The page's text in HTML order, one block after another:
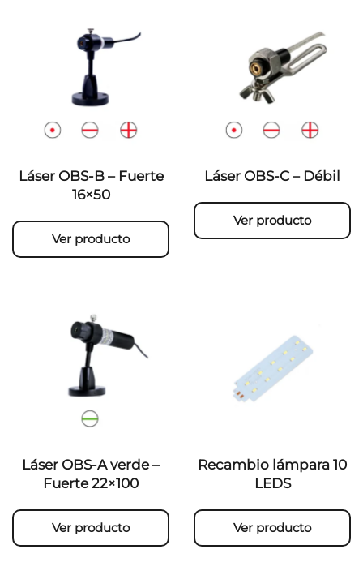
Láser OBS-B – Fuerte
16×50
Ver producto
Láser OBS-C – Débil
Ver producto
Láser OBS-A verde –
Fuerte 22×100
Ver producto
Recambio lámpara 10
LEDS
Ver producto